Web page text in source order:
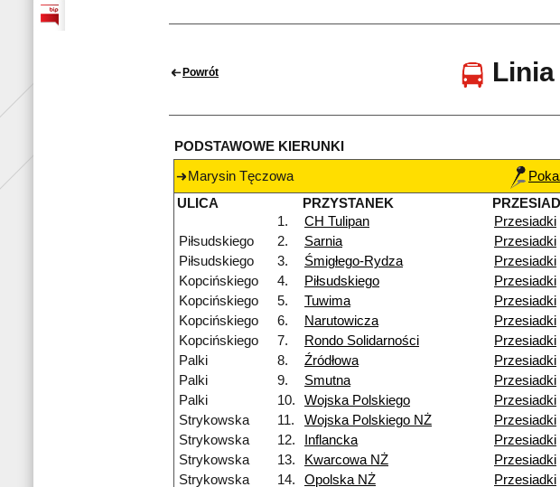
Powrót Linia
PODSTAWOWE KIERUNKI
Marysin Tęczowa
ULICA
PRZYSTANEK
1.
CH Tulipan
Przesiadki
Piłsudskiego
2. Sarnia
Przesiadki
Piłsudskiego
3. Śmigłego-Rydza
Przesiadki
Kopcińskiego
4. Piłsudskiego
Przesiadki
Kopcińskiego
5. Tuwima
Przesiadki
Kopcińskiego
6. Narutowicza
Przesiadki
Kopcińskiego
7. Rondo Solidarności
Przesiadki
Palki
8. Źródłowa
Przesiadki
Palki
9. Smutna
Przesiadki
Palki
10. Wojska Polskiego
Przesiadki
Strykowska
11. Wojska Polskiego NŻ
Przesiadki
Strykowska
12. Inflancka
Przesiadki
Strykowska
13. Kwarcowa NŻ
Przesiadki
Strykowska
14. Opolska NŻ Przesiadki